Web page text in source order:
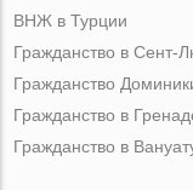
ВНЖ в Турции
Гражданство в Сент-
Гражданство
Гражданство в
Гражданство в